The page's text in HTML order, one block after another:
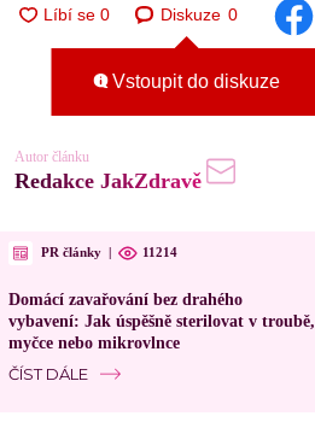
Diskuze 0
Vstoupit do diskuze
Autor článku
Redakce JakZdravě
PR články 11214
Domácí zavařování bez drahého
vybavení: Jak úspěšně sterilovat v troubě,
myčce nebo mikrovlnce
ČÍST DÁLE